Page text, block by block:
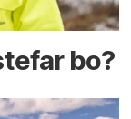
bo?